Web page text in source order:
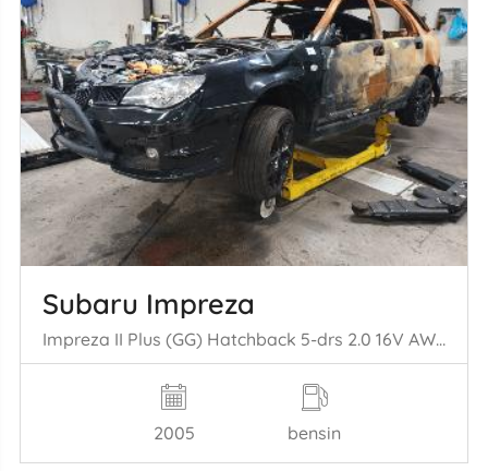
Subaru Impreza
Impreza II Plus (GG) Hatchback 5-drs 2.0 16V AWD (EJ204) [118kW] (12-= 2000/06-2007)
2005 bensin